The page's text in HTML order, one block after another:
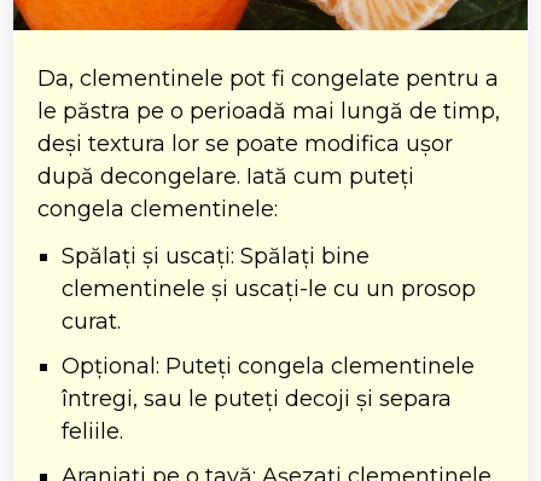
Da, clementinele pot fi congelate pentru a
le păstra pe o perioadă mai lungă de timp,
deși textura lor se poate modifica ușor
după decongelare. Iată cum puteți
congela clementinele:
Spălați și uscați: Spălați bine
clementinele și uscați-le cu un prosop
curat.
Opțional: Puteți congela clementinele
întregi, sau le puteți decoji și separa
feliile.